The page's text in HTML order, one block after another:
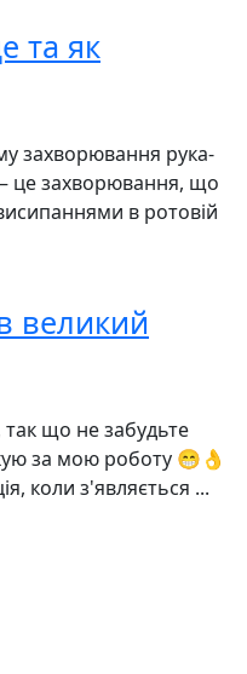
та як
захворювання рука-
це захворювання, що
в ротовій
великий
що не забудьте
за мою роботу 😁👌
коли з'являється ...